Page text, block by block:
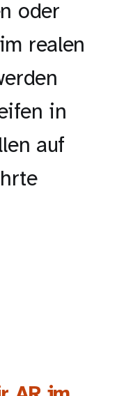
oder
realen
in
auf